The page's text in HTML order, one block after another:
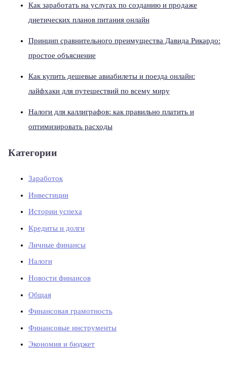
Как заработать на услугах по созданию и продаже
диетических планов питания онлайн
Принцип сравнительного преимущества Давида Рикардо:
простое объяснение
Как купить дешевые авиабилеты и поезда онлайн:
лайфхаки для путешествий по всему миру
Налоги для каллиграфов: как правильно платить и
оптимизировать расходы
Категории
Заработок
Инвестиции
Истории успеха
Кредиты и долги
Личные финансы
Налоги
Новости финансов
Общая
Финансовая грамотность
Финансовые инструменты
Экономия и бюджет